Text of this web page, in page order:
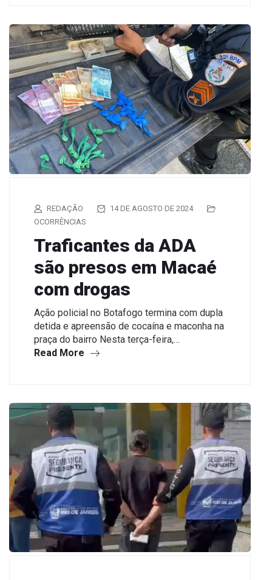
REDAÇÃO
14 DE AGOSTO DE 2024
OCORRÊNCIAS
Traficantes da ADA
são presos em Macaé
com drogas
Ação policial no Botafogo termina com dupla
detida e apreensão de cocaína e maconha na
praça do bairro Nesta terça-feira,…
Read More